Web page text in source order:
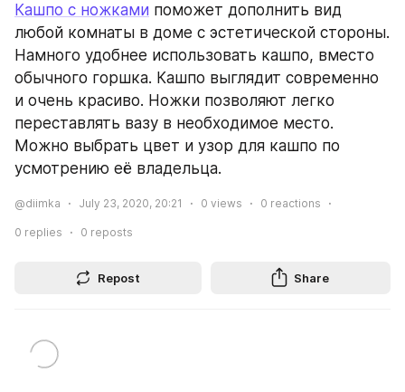
Кашпо с ножками поможет дополнить вид
любой комнаты в доме с эстетической стороны.
Намного удобнее использовать кашпо, вместо
обычного горшка. Кашпо выглядит современно
и очень красиво. Ножки позволяют легко
переставлять вазу в необходимое место.
Можно выбрать цвет и узор для кашпо по
усмотрению её владельца.
@diimka July 23, 2020, 20:21 0 views 0 reactions
0 replies 0 reposts
Repost Share